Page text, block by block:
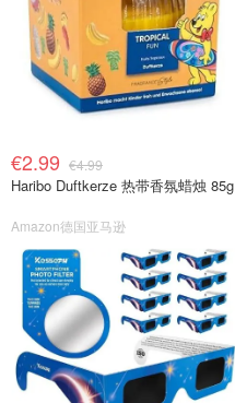
€2.99 €4.99
Haribo Duftkerze 热带香氛蜡烛 85g
Amazon德国亚马逊